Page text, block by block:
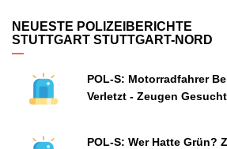
NEUESTE POLIZEIBERICHTE
STUTTGART STUTTGART-NORD
POL-S: Motorradfahrer
Verletzt - Zeugen Gesucht
POL-S: Wer Hatte Grün?